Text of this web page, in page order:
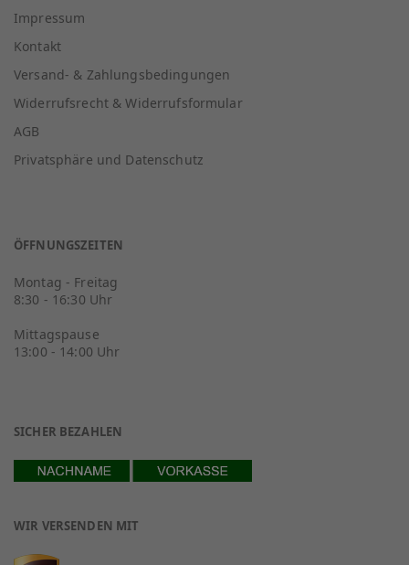
Impressum
Kontakt
Versand- & Zahlungsbedingungen
Widerrufsrecht & Widerrufsformular
AGB
Privatsphäre und Datenschutz
ÖFFNUNGSZEITEN
Montag - Freitag
8:30 - 16:30 Uhr
Mittagspause
13:00 - 14:00 Uhr
SICHER BEZAHLEN
WIR VERSENDEN MIT